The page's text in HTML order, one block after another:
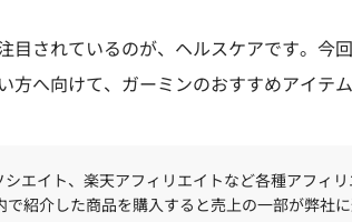
目されているのが、ヘルスケアです。今
方へ向けて、ガーミンのおすすめアイテ
エイト、楽天アフィリエイトなど各種アフィ
紹介した商品を購入すると売上の一部が弊社